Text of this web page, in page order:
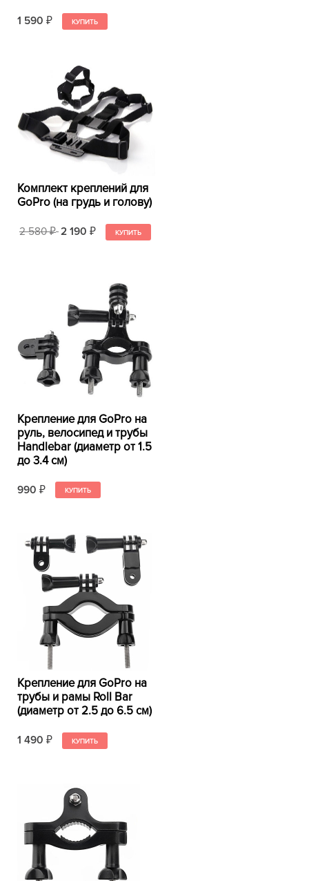
1 590 ₽
Комплект креплений для
GoPro (на грудь и голову)
2 580₽ 2 190 ₽
Крепление для GoPro на
руль, велосипед и трубы
Handlebar (диаметр от 1.5
до 3.4 см)
990 ₽
Крепление для GoPro на
трубы и рамы Roll Bar
(диаметр от 2.5 до 6.5 см)
1 490 ₽